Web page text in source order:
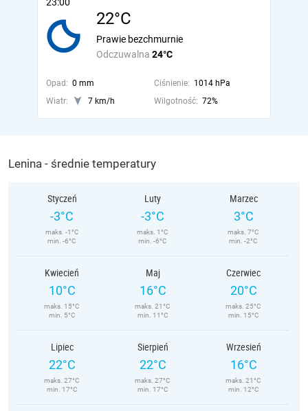
22°C
Odczuwalna 24°C
Prawie bezchmurnie
Opad: 0 mm Ciśnienie: 1014 hPa
Wiatr:
7 km/h Wilgotność: 72%
Lenina - średnie temperatury
Styczeń
-3°C
maks. -1°C
min. -6°C
Luty
-3°C
maks. 1°C
min. -6°C
Marzec
3°C
maks. 7°C
min. -2°C
Kwiecień
10°C
maks. 15°C
min. 5°C
Maj
16°C
maks. 21°C
min. 11°C
Czerwiec
20°C
maks. 25°C
min. 15°C
Lipiec
22°C
maks. 27°C
min. 17°C
Sierpień
22°C
maks. 27°C
min. 17°C
Wrzesień
16°C
maks. 21°C
min. 12°C